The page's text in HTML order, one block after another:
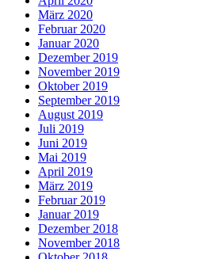
März 2020
Februar 2020
Januar 2020
Dezember 2019
November 2019
Oktober 2019
September 2019
August 2019
Juli 2019
Juni 2019
Mai 2019
April 2019
März 2019
Februar 2019
Januar 2019
Dezember 2018
November 2018